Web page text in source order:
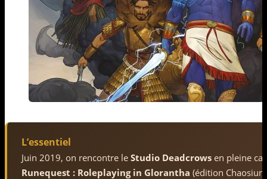
L’essentiel
Juin 2019, on rencontre le Studio Deadcrows en pleine
Runequest : Roleplaying in Glorantha (édition